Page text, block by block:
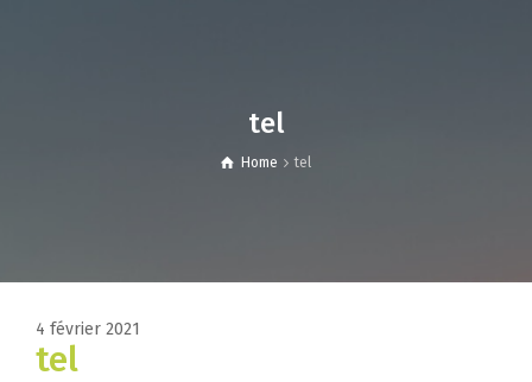
tel
Home tel
4 février 2021
tel